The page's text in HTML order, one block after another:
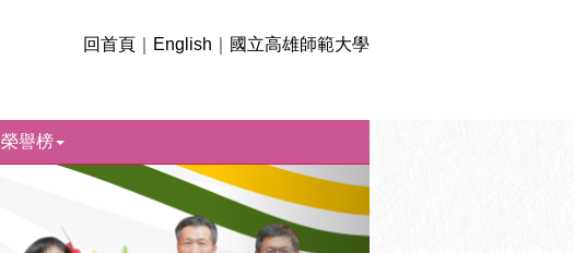
回首頁 English 國立高雄師範大學
榮譽榜
下
一
則